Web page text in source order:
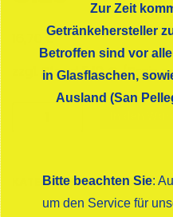
€
zzgl. Pfand 5,10 € /Preis
Mirinda)
24x0,20
KATEGORIE:LIMONADEN
Zur Zeit
Getränkehersteller
Betroffen sind vor
in Glasflaschen,
Ausland (San
Bitte beachten Sie:
um den Service für